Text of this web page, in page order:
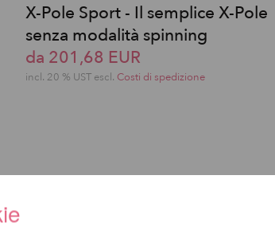
X-Pole Sport - Il semplice X-Pole
senza modalità spinning
da 201,68 EUR
incl. 20 % UST escl. Costi di spedizione